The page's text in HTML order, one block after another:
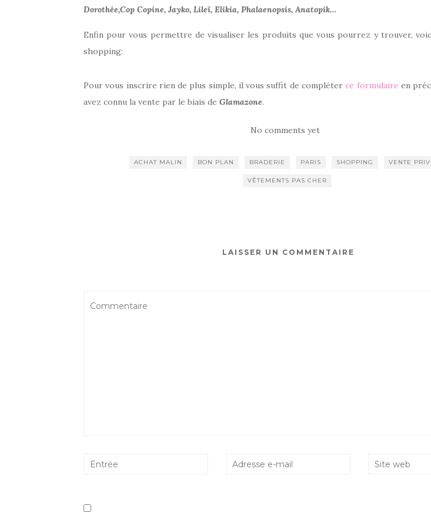
Dorothée,Cop Copine, Jayko, Lileï, Elikia, Phalaenopsis, Anatopik…
Enfin pour vous permettre de visualiser les produits que vous pourrez y trouver,
shopping:
Pour vous inscrire rien de plus simple, il vous suffit de compléter ce formulaire en
avez connu la vente par le biais de Glamazone.
No comments yet
ACHAT MALIN BON PLAN BRADERIE PARIS SHOPPING VENTE
VÊTEMENTS PAS CHER
LAISSER UN COMMENTAIRE